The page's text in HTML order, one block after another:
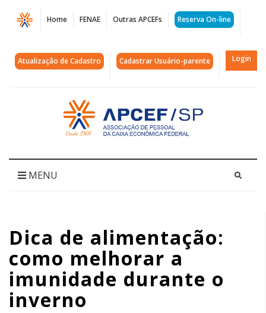
Página
Dica
de
melhorar
imunidade
inverno
|
APCEF/SP
Home FENAE Outras APCEFs Reserva On-line
Atualização de Cadastro Cadastrar Usuário-parente Login
Acessar
página
inicial
MENU
Dica de alimentação:
como melhorar a
imunidade durante o
inverno